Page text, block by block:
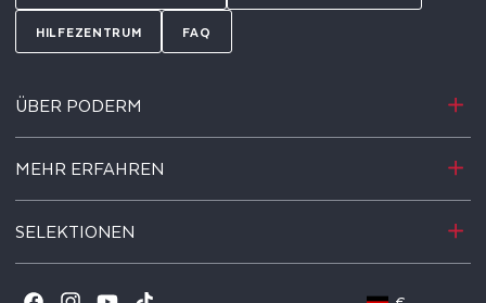
HILFEZENTRUM FAQ
ÜBER PODERM
MEHR ERFAHREN
SELEKTIONEN